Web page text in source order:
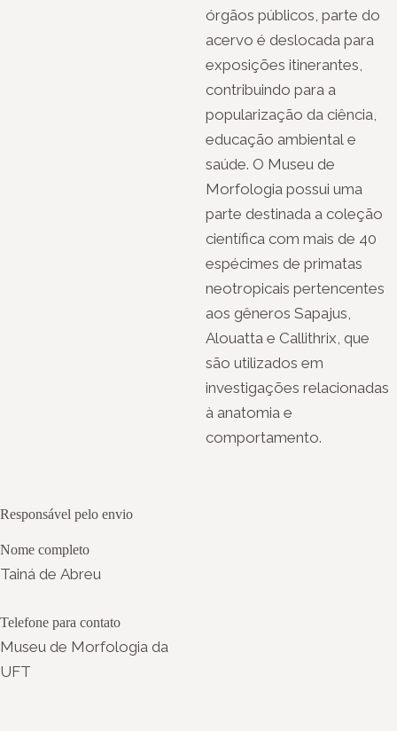
órgãos públicos, parte do
acervo é deslocada para
exposições itinerantes,
contribuindo para a
popularização da ciência,
educação ambiental e
saúde. O Museu de
Morfologia possui uma
parte destinada a coleção
científica com mais de 40
espécimes de primatas
neotropicais pertencentes
aos gêneros Sapajus,
Alouatta e Callithrix, que
são utilizados em
investigações relacionadas
à anatomia e
comportamento.
Responsável pelo envio
Nome completo
Tainá de Abreu
Telefone para contato
Museu de Morfologia da
UFT